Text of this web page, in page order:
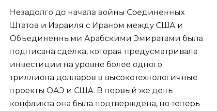
Незадолго до начала войны Соединенных
Штатов и Израиля с Ираном между США и
Объединенными Арабскими Эмиратами была
подписана сделка, которая предусматривала
инвестиции на уровне более одного
триллиона долларов в высокотехнологичные
проекты ОАЭ и США. В первый же день
конфликта она была подтверждена, но теперь